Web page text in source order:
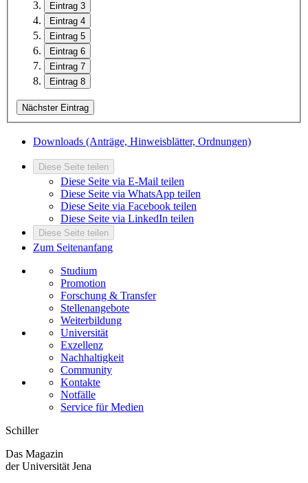
Eintrag 3
Eintrag 4
Eintrag 5
Eintrag 6
Eintrag 7
Eintrag 8
Nächster Eintrag
Downloads (Anträge, Hinweisblätter, Ordnungen)
Diese Seite teilen
Diese Seite via E-Mail teilen
Diese Seite via WhatsApp teilen
Diese Seite via Facebook teilen
Diese Seite via LinkedIn teilen
Diese Seite teilen
Zum Seitenanfang
Studium
Promotion
Forschung & Transfer
Stellenangebote
Weiterbildung
Universität
Exzellenz
Nachhaltigkeit
Community
Kontakte
Notfälle
Service für Medien
Schiller
Das Magazin
der Universität Jena